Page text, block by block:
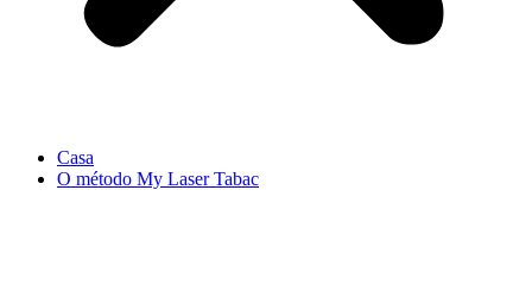
Casa
O método My Laser Tabac